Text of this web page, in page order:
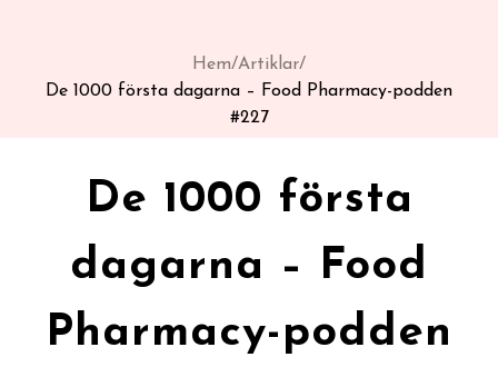
Hem/Artiklar/
De 1000 första dagarna – Food Pharmacy-podden
#227
De 1000 första
dagarna – Food
Pharmacy-podden